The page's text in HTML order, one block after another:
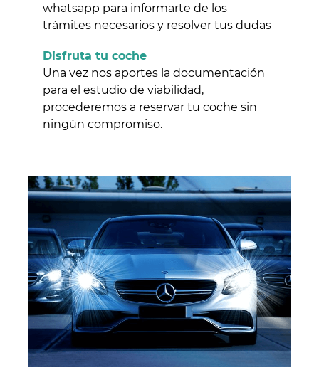
whatsapp para informarte de los
trámites necesarios y resolver tus dudas
Disfruta tu coche
Una vez nos aportes la documentación
para el estudio de viabilidad,
procederemos a reservar tu coche sin
ningún compromiso.